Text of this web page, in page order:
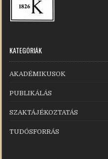
KATEGÓRIÁK
AKADÉMIKUSOK
PUBLIKÁLÁS
SZAKTÁJÉKOZTATÁS
TUDÓSFORRÁS